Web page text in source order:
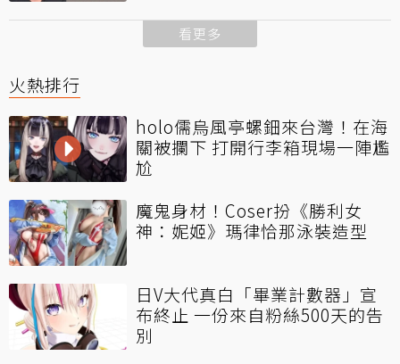
看更多
火熱排行
holo儒烏風亭螺鈿來台灣！在海
關被攔下 打開行李箱現場一陣尷
尬
魔鬼身材！Coser扮《勝利女
神：妮姬》瑪律恰那泳裝造型
日V大代真白「畢業計數器」宣
布終止 一份來自粉絲500天的告
別